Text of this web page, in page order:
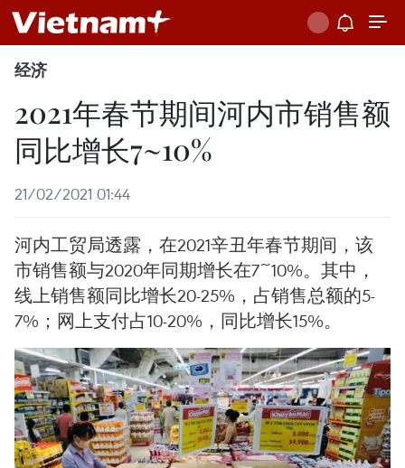
经济
2021年春节期间河内市销售额
同比增长7~10%
21/02/2021 01:44
河内工贸局透露，在2021辛丑年春节期间，该
市销售额与2020年同期增长在7~10%。其中，
线上销售额同比增长20-25%，占销售总额的5-
7%；网上支付占10-20%，同比增长15%。